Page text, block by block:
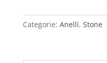
Categorie: Anelli, Stone